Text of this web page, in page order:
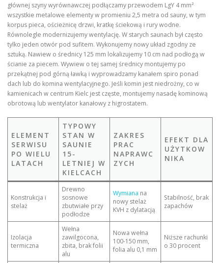
głównej szyny wyrównawczej podłączamy przewodem LgY 4 mm²
wszystkie metalowe elementy w promieniu 2,5 metra od sauny, w tym
korpus pieca, ościeżnicę drzwi, kratkę ściekową i rury wodne.
Równolegle modernizujemy wentylację. W starych saunach był często
tylko jeden otwór pod sufitem. Wykonujemy nowy układ zgodny ze
sztuką. Nawiew o średnicy 125 mm lokalizujemy 10 cm nad podłogą w
ścianie za piecem. Wywiew o tej samej średnicy montujemy po
przekątnej pod górną ławką i wyprowadzamy kanałem spiro ponad
dach lub do komina wentylacyjnego. Jeśli komin jest niedrożny, co w
kamienicach w centrum Kielc jest częste, montujemy nasadę kominową
obrotową lub wentylator kanałowy z higrostatem.
ELEMENT
SERWISU
PO WIELU
LATACH
TYPOWY
STAN W
SAUNIE
15-
LETNIEJ W
KIELCACH
ZAKRES
PRAC
NAPRAWC
ZYCH
EFEKT DLA
UŻYTKOW
NIKA
Konstrukcja i
stelaż
Drewno
sosnowe
zbutwiałe przy
podłodze
Wymiana na
nowy stelaż
KVH z dylatacją
Stabilność, brak
zapachów
Izolacja
termiczna
Wełna
zawilgocona,
zbita, brak folii
alu
Nowa wełna
100-150 mm,
folia alu 0,1 mm
Niższe rachunki
o 30 procent